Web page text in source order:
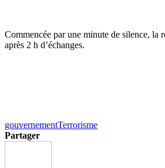
Commencée par une minute de silence, la
après 2 h d’échanges.
gouvernementTerrorisme
Partager